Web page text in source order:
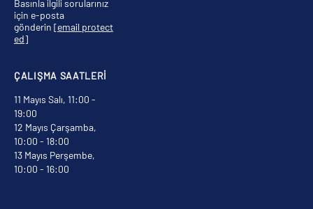
ÇALIŞMA SAATLERİ
11 Mayıs Salı, 11:00 -
19:00
12 Mayıs Çarşamba,
10:00 - 18:00
13 Mayıs Perşembe,
10:00 - 16:00
Basınla ilgili sorularınız
için e-posta
gönderin [email protect
ed]